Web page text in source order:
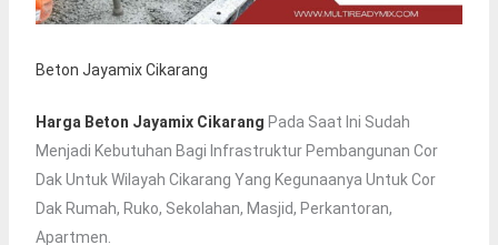
Beton Jayamix Cikarang
Harga Beton Jayamix Cikarang Pada Saat Ini Sudah
Menjadi Kebutuhan Bagi Infrastruktur Pembangunan Cor
Dak Untuk Wilayah Cikarang Yang Kegunaanya Untuk Cor
Dak Rumah, Ruko, Sekolahan, Masjid, Perkantoran,
Apartmen.